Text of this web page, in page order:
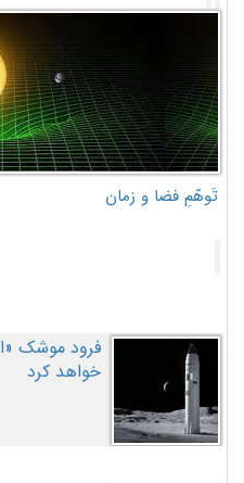
تَوهّمِ فضا و زمان
فرود موشک
خواهد کرد